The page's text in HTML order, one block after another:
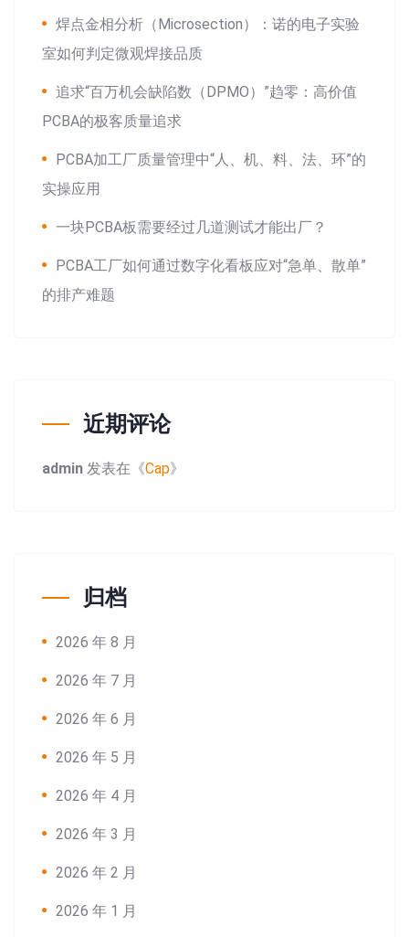
焊点金相分析（Microsection）：诺的电子实验
室如何判定微观焊接品质
追求“百万机会缺陷数（DPMO）”趋零：高价值
PCBA的极客质量追求
PCBA加工厂质量管理中“人、机、料、法、环”的
实操应用
一块PCBA板需要经过几道测试才能出厂？
PCBA工厂如何通过数字化看板应对“急单、散单”
的排产难题
近期评论
admin 发表在《Cap》
归档
2026 年 8 月
2026 年 7 月
2026 年 6 月
2026 年 5 月
2026 年 4 月
2026 年 3 月
2026 年 2 月
2026 年 1 月